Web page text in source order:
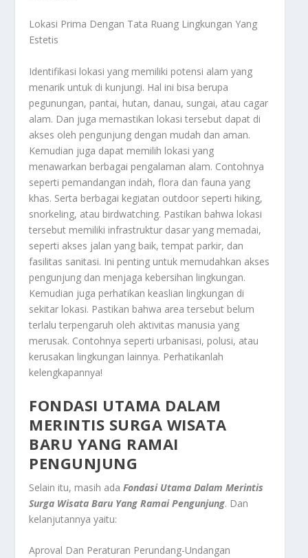
Lokasi Prima Dengan Tata Ruang Lingkungan Yang
Estetis
Identifikasi lokasi yang memiliki potensi alam yang
menarik untuk di kunjungi. Hal ini bisa berupa
pegunungan, pantai, hutan, danau, sungai, atau cagar
alam. Dan juga memastikan lokasi tersebut dapat di
akses oleh pengunjung dengan mudah dan aman.
Kemudian juga dapat memilih lokasi yang
menawarkan berbagai pengalaman alam. Contohnya
seperti pemandangan indah, flora dan fauna yang
khas. Serta berbagai kegiatan outdoor seperti hiking,
snorkeling, atau birdwatching. Pastikan bahwa lokasi
tersebut memiliki infrastruktur dasar yang memadai,
seperti akses jalan yang baik, tempat parkir, dan
fasilitas sanitasi. Ini penting untuk memudahkan akses
pengunjung dan menjaga kebersihan lingkungan.
Kemudian juga perhatikan keaslian lingkungan di
sekitar lokasi. Pastikan bahwa area tersebut belum
terlalu terpengaruh oleh aktivitas manusia yang
merusak. Contohnya seperti urbanisasi, polusi, atau
kerusakan lingkungan lainnya. Perhatikanlah
kelengkapannya!
FONDASI UTAMA DALAM
MERINTIS SURGA WISATA
BARU YANG RAMAI
PENGUNJUNG
Selain itu, masih adaFondasi Utama Dalam Merintis
Surga Wisata Baru Yang Ramai Pengunjung. Dan
kelanjutannya yaitu:
Aproval Dan Peraturan Perundang-Undangan